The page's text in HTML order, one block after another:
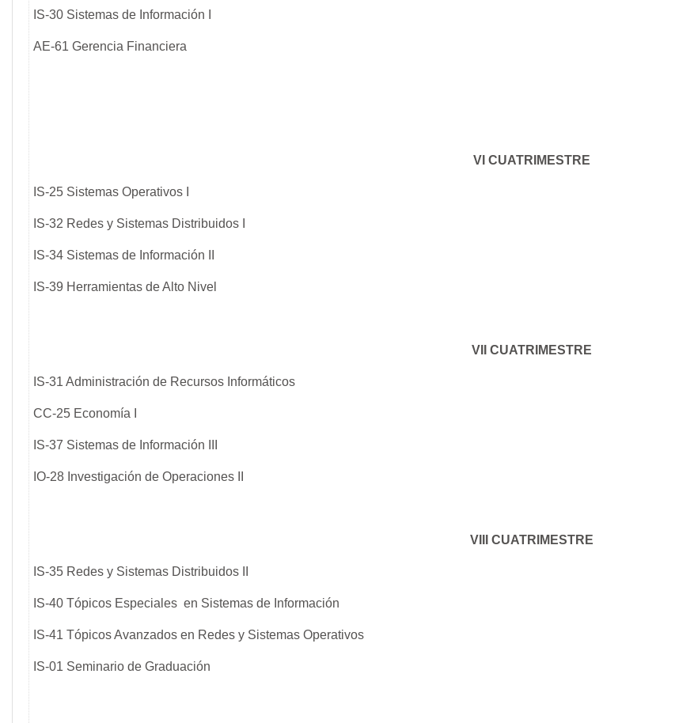
IS-30 Sistemas de Información I
AE-61 Gerencia Financiera
VI CUATRIMESTRE
IS-25 Sistemas Operativos I
IS-32 Redes y Sistemas Distribuidos I
IS-34 Sistemas de Información II
IS-39 Herramientas de Alto Nivel
VII CUATRIMESTRE
IS-31 Administración de Recursos Informáticos
CC-25 Economía I
IS-37 Sistemas de Información III
IO-28 Investigación de Operaciones II
VIII CUATRIMESTRE
IS-35 Redes y Sistemas Distribuidos II
IS-40 Tópicos Especiales en Sistemas de Información
IS-41 Tópicos Avanzados en Redes y Sistemas Operativos
IS-01 Seminario de Graduación